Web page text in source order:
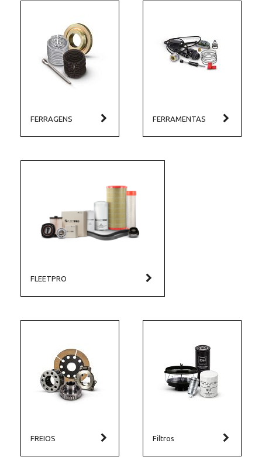
FERRAGENS FERRAMENTAS
FLEETPRO
FREIOS Filtros